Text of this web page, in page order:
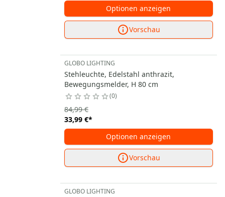
Optionen anzeigen
Vorschau
GLOBO LIGHTING
Stehleuchte, Edelstahl anthrazit,
Bewegungsmelder, H 80 cm
0
33,99 €*
84,99 €
Optionen anzeigen
Vorschau
GLOBO LIGHTING